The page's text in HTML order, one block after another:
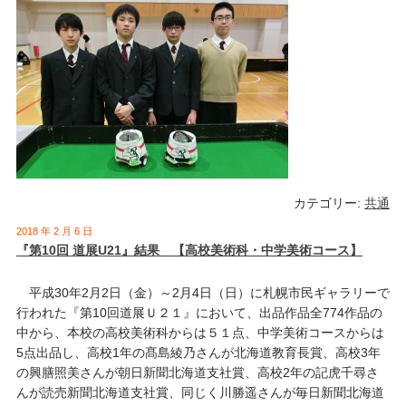
カテゴリー:共通
2018 年 2 月 6 日
『第10回 道展U21』結果 【高校美術科・中学美術コース】
平成30年2月2日（金）～2月4日（日）に札幌市民ギャラリーで
行われた『第10回道展Ｕ２１』において、出品作品全774作品の
中から、本校の高校美術科からは５１点、中学美術コースからは
5点出品し、高校1年の髙島綾乃さんが北海道教育長賞、高校3年
の興膳照美さんが朝日新聞北海道支社賞、高校2年の記虎千尋さ
んが読売新聞北海道支社賞、同じく川勝遥さんが毎日新聞北海道